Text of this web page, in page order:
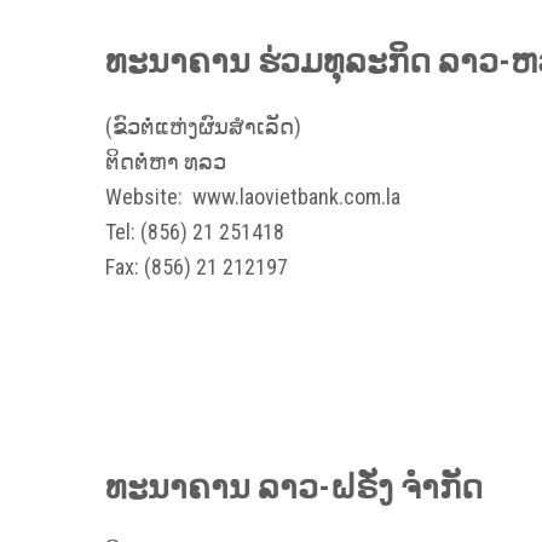
ທະນາຄານ ຮ່ວມທຸລະກິດ ລາວ-
(ຂົວຕໍ່ແຫ່ງຜົນສຳເລັດ)
ຕິດຕໍ່ຫາ ທລວ
Website: www.laovietbank.com.la
Tel: (856) 21 251418
Fax: (856) 21 212197
ທະນາຄານ ລາວ-ຝຣັ່ງ ຈຳກັດ